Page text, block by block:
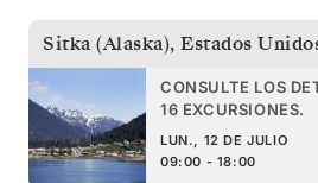
Sitka (Alaska), Estados
CONSULTE LOS
16 EXCURSIONES.
LUN., 12 DE JULIO
09:00 - 18:00